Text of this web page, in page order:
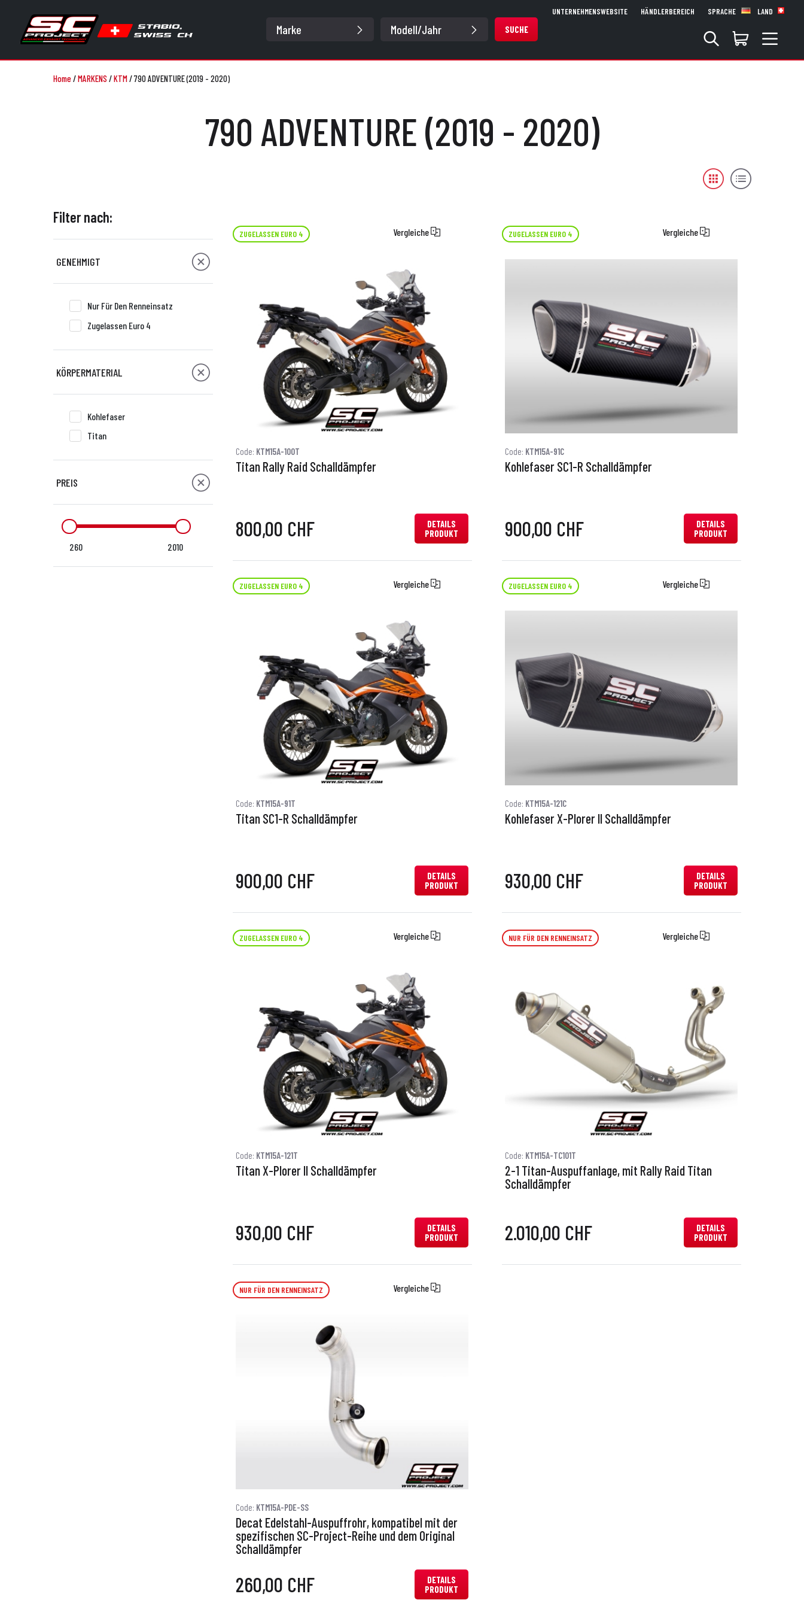
SUCHE
UNTERNEHMENSWEBSITE HÄNDLERBEREICH SPRACHE LAND
Home/MARKENS /KTM/790 ADVENTURE (2019 - 2020)
790 ADVENTURE (2019 - 2020)
Filter nach:
GENEHMIGT
Nur Für Den Renneinsatz
Zugelassen Euro 4
KÖRPERMATERIAL
Kohlefaser
Titan
PREIS
260 2010
ZUGELASSEN EURO 4 Vergleiche
Code: KTM15A-100T
Titan Rally Raid Schalldämpfer
800,00 CHF
DETAILS
PRODUKT
ZUGELASSEN EURO 4 Vergleiche
Code: KTM15A-91C
Kohlefaser SC1-R Schalldämpfer
900,00 CHF
DETAILS
PRODUKT
ZUGELASSEN EURO 4 Vergleiche
Code: KTM15A-91T
Titan SC1-R Schalldämpfer
900,00 CHF
DETAILS
PRODUKT
ZUGELASSEN EURO 4 Vergleiche
Code: KTM15A-121C
Kohlefaser X-Plorer II Schalldämpfer
930,00 CHF
DETAILS
PRODUKT
ZUGELASSEN EURO 4 Vergleiche
Code: KTM15A-121T
Titan X-Plorer II Schalldämpfer
930,00 CHF
DETAILS
PRODUKT
NUR FÜR DEN RENNEINSATZ Vergleiche
Code: KTM15A-TC101T
2-1 Titan-Auspuffanlage, mit Rally Raid Titan
Schalldämpfer
2.010,00 CHF
DETAILS
PRODUKT
NUR FÜR DEN RENNEINSATZ Vergleiche
Code: KTM15A-PDE-SS
Decat Edelstahl-Auspuffrohr, kompatibel mit der
spezifischen SC-Project-Reihe und dem Original
Schalldämpfer
260,00 CHF
DETAILS
PRODUKT